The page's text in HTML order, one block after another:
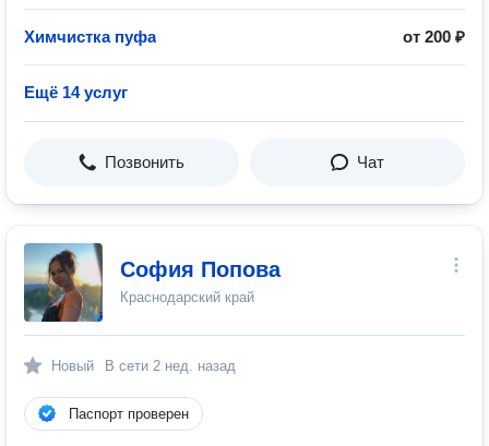
Химчистка пуфа от 200 ₽
Ещё 14 услуг
Позвонить Чат
София Попова
Краснодарский край
Новый В сети 2 нед. назад
Паспорт проверен